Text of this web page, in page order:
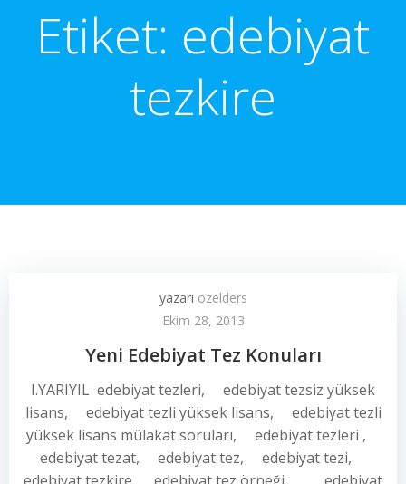
Etiket: edebiyat
tezkire
yazarı ozelders
Ekim 28, 2013
Yeni Edebiyat Tez Konuları
I.YARIYIL edebiyat tezleri, edebiyat tezsiz yüksek
lisans, edebiyat tezli yüksek lisans, edebiyat tezli
yüksek lisans mülakat soruları, edebiyat tezleri ,
edebiyat tezat, edebiyat tez, edebiyat tezi,